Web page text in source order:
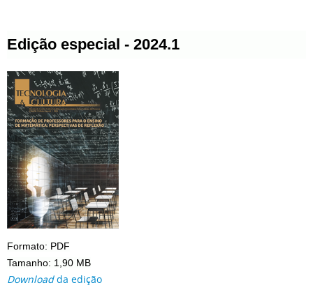
Edição especial - 2024.1
Formato: PDF
Tamanho: 1,90 MB
Downloadda edição